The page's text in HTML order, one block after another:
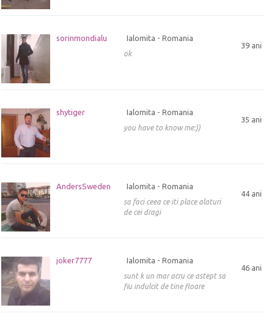
sorinmondialu
39 ani
Ialomita - Romania
ok
shytiger
35 ani
Ialomita - Romania
you have to know me:))
AndersSweden
44 ani
Ialomita - Romania
sa faci ceea ce iti place alaturi
de cei dragi
joker7777
46 ani
Ialomita - Romania
sunt k un mar acru ce astept sa
fiu indulcit de tine floare